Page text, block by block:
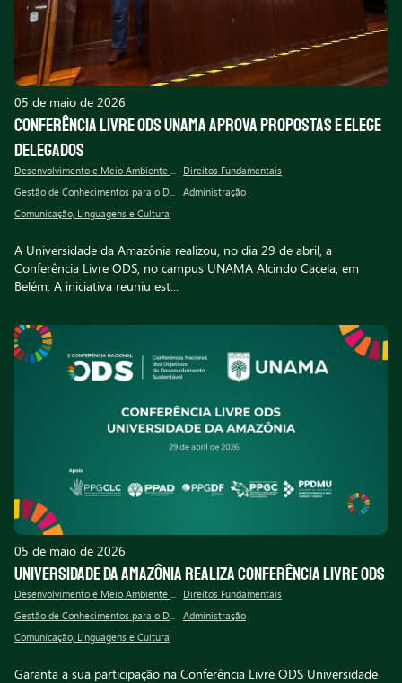
05 de maio de 2026
Conferência Livre ODS UNAMA aprova propostas e elege
delegados
Direitos Fundamentais
Administração
Comunicação, Linguagens e Cultura
A Universidade da Amazônia realizou, no dia 29 de abril, a
Conferência Livre ODS, no campus UNAMA Alcindo Cacela, em
Belém. A iniciativa reuniu est...
05 de maio de 2026
Universidade da Amazônia realiza Conferência Livre ODS
Direitos Fundamentais
Administração
Comunicação, Linguagens e Cultura
Garanta a sua participação na Conferência Livre ODS Universidade